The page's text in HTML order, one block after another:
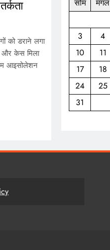
को डराने लगा
और केस मिला
आइसोलेशन
सोम
मंगल
3
4
10
11
17
18
24
25
31